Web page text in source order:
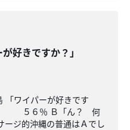
が好きですか？」
「ワイパーが好きです
５６％ Ｂ「ん？ 何
ージ的沖縄の普通はＡでし